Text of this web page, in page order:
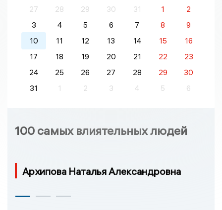
27
28 29 30 31 1
2
3
4 5 6 7 8
9
10
11 12 13 14 15
16
17
18 19 20 21 22
23
24
25 26 27 28 29
30
31
1 2 3 4 5 6
100 самых влиятельных людей
Архипова Наталья Александровна